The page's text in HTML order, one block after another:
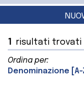
1 risultati trovati
Ordina per:
Denominazione [A-